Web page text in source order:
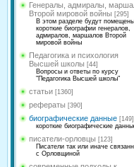
Генералы, адмиралы,
Второй мировой войны [295]
В этом разделе будут помещены
короткие биографии генералов,
адмиралов, маршалов Второй
мировой войны
Педагогика и психология
Высшей школы [44]
Вопросы и ответы по курсу
"Педагогика Высшей школы"
статьи [1360]
рефераты [390]
биографические данные [149]
короткие биографические
писатели-орловцы [123]
Писатели так или иначе
с Орловщиной